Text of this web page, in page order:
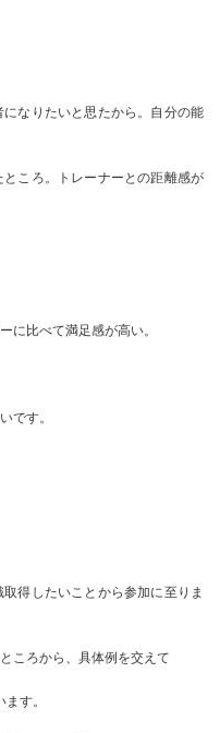
なりたいと思たから。自分の能
ころ。トレーナーとの距離感が
に比べて満足感が高い。
です。
得したいことから参加に至りま
ころから、具体例を交えて
す。